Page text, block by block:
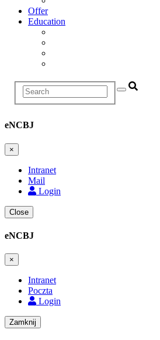
Offer
Education
Search
eNCBJ
×
Intranet
Mail
Login
Close
eNCBJ
×
Intranet
Poczta
Login
Zamknij